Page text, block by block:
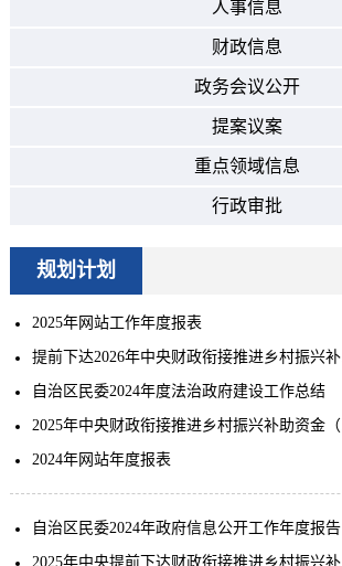
人事信息
财政信息
政务会议公开
提案议案
重点领域信息
行政审批
规划计划
2025年网站工作年度报表
提前下达2026年中央财政衔接推进乡村振兴补助资金（少数民族发展任务）拟分配计划公示
自治区民委2024年度法治政府建设工作总结
2025年中央财政衔接推进乡村振兴补助资金（少数民族发展任务）拟分配计划公示
2024年网站年度报表
自治区民委2024年政府信息公开工作年度报告
2025年中央提前下达财政衔接推进乡村振兴补助资金（少数民族发展任务）拟分配计划公示